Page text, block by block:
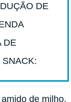
DE
DE
de milho,